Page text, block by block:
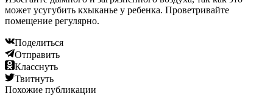
может усугубить кхыканье у ребенка. Проветривайте
помещение регулярно.
Поделиться
Отправить
Класснуть
Твитнуть
Похожие публикации